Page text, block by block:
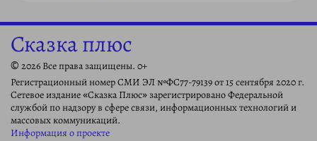
Сказка плюс
© 2026 Все права защищены. 0+
Регистрационный номер СМИ ЭЛ №ФС77-79139 от 15 сентября 2020 г.
Сетевое издание «Сказка Плюс» зарегистрировано Федеральной
службой по надзору в сфере связи, информационных технологий и
массовых коммуникаций.
Информация о проекте